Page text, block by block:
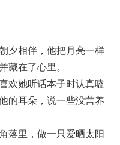
夕相伴，他把月亮一样
藏在了心里。
欢她听话本子时认真嗑
的耳朵，说一些没营养
落里，做一只爱晒太阳